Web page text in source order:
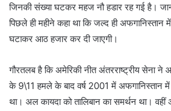
जिनकी संख्या घटकर महज नौ हडार रह गई है।
पिछले ही महीने कहा था कि जल्द ही अफगानिस्तान
घटाकर आठ हजार कर दी जाएगी।
गौरतलब है कि अमेरिकी नीत अंतरराष्ट्रीय सेना
के 9\11 हमले के बाद वर्ष 2001 में अफगानिस्तान
था। अल कायदा को तालिबान का समर्थन था।